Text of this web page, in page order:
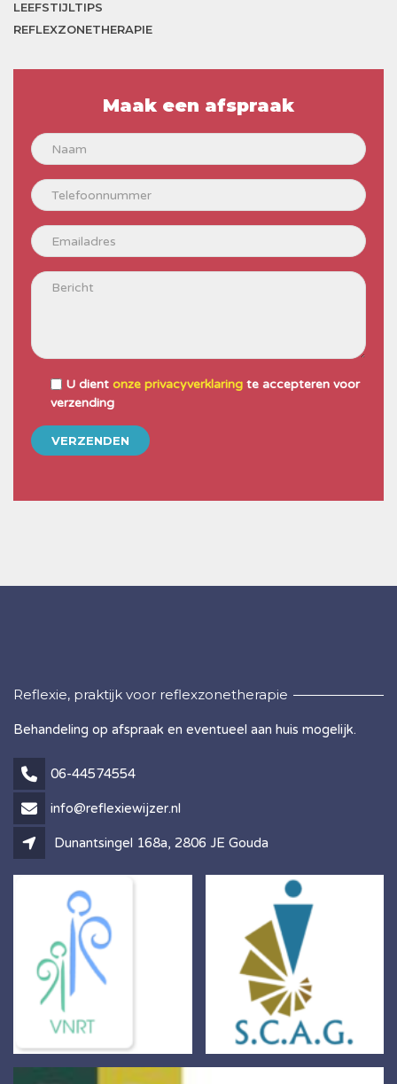
LEEFSTIJLTIPS
REFLEXZONETHERAPIE
Maak een afspraak
U dient onze privacyverklaring te accepteren voor
verzending
Reflexie, praktijk voor reflexzonetherapie
Behandeling op afspraak en eventueel aan huis mogelijk.
06-44574554
info@reflexiewijzer.nl
Dunantsingel 168a, 2806 JE Gouda